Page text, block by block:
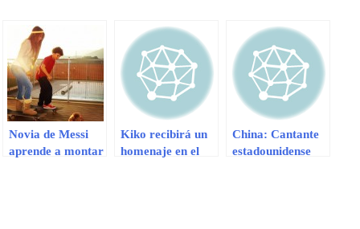
Novia de Messi
aprende a montar
Kiko recibirá un
homenaje en el
China: Cantante
estadounidense